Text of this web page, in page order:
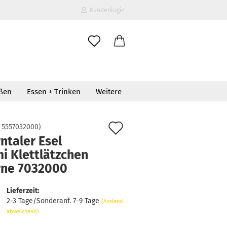
Kundenlogin
vergessen?
Essen + Trinken Weitere
5557032000)
Esel
Klettlätzchen
7032000
Lieferzeit:
2-3 Tage/Sonderanf. 7-9 Tage (Ausland
abweichend)